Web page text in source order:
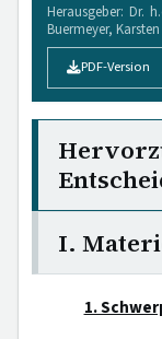
Herausgeber: Dr.
Buermeyer,
PDF-Version
I.
1.